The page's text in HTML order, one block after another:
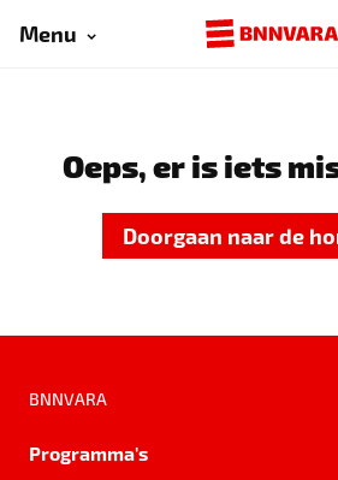
Menu
Oeps, er is iets
Doorgaan naar de
BNNVARA
Programma's